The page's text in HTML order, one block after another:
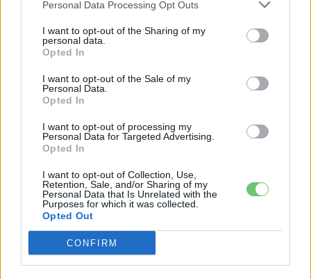
Personal Data Processing Opt Outs
I want to opt-out of the Sharing of my
personal data.
Opted In
I want to opt-out of the Sale of my
Personal Data.
Opted In
I want to opt-out of processing my
Personal Data for Targeted Advertising.
Opted In
I want to opt-out of Collection, Use,
Retention, Sale, and/or Sharing of my
Personal Data that Is Unrelated with the
Purposes for which it was collected.
Opted Out
CONFIRM
kütyü és immár e-autó rajongó!
KAPCSOLÓDÓ CIKKEK